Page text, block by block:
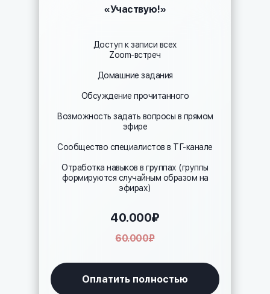
«Участвую!»
Доступ к записи всех
Zoom-встреч
Домашние задания
Обсуждение прочитанного
Возможность задать вопросы в прямом
эфире
Сообщество специалистов в ТГ-канале
Отработка навыков в группах (группы
формируются случайным образом на
эфирах)
40.000₽
Оплатить полностью
60.000₽